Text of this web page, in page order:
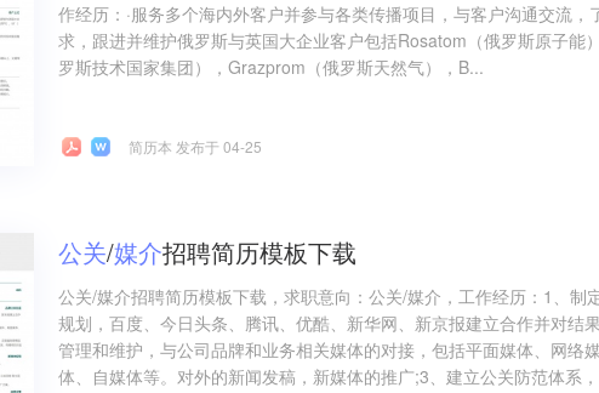
作经历：·服务多个海内外客户并参与各类传播项目，与客户沟通交流，
求，跟进并维护俄罗斯与英国大企业客户包括Rosatom（俄罗斯原子能
罗斯技术国家集团），Grazprom（俄罗斯天然气），B...
简历本 发布于 04-25
公关/媒介招聘简历模板下载
公关/媒介招聘简历模板下载，求职意向：公关/媒介，工作经历：1、制
规划，百度、今日头条、腾讯、优酷、新华网、新京报建立合作并对结
管理和维护，与公司品牌和业务相关媒体的对接，包括平面媒体、网络
体、自媒体等。对外的新闻发稿，新媒体的推广;3、建立公关防范体系